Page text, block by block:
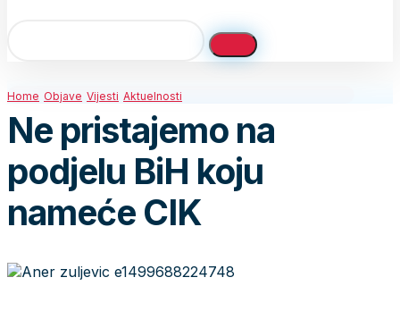
Home Objave Vijesti Aktuelnosti
Ne pristajemo na
podjelu BiH koju
nameće CIK